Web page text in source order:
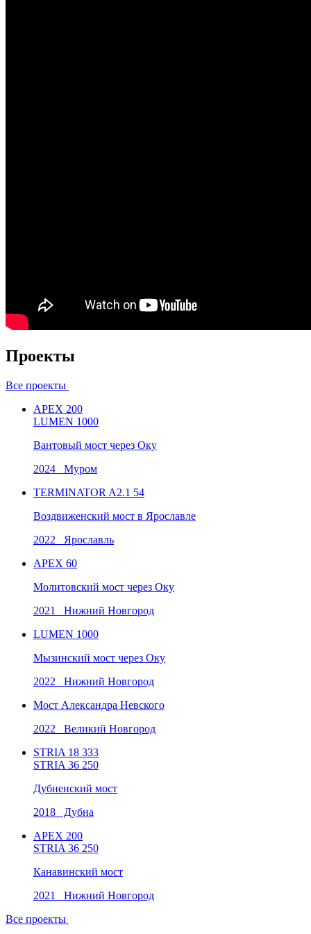
Проекты
Все проекты
APEX 200
LUMEN 1000
Вантовый мост через Оку
2024 Муром
TERMINATOR A2.1 54
Воздвиженский мост в Ярославле
2022 Ярославль
APEX 60
Молитовский мост через Оку
2021 Нижний Новгород
LUMEN 1000
Мызинский мост через Оку
2022 Нижний Новгород
Мост Александра Невского
2022 Великий Новгород
STRIA 18 333
STRIA 36 250
Дубненский мост
2018 Дубна
APEX 200
STRIA 36 250
Канавинский мост
2021 Нижний Новгород
Все проекты